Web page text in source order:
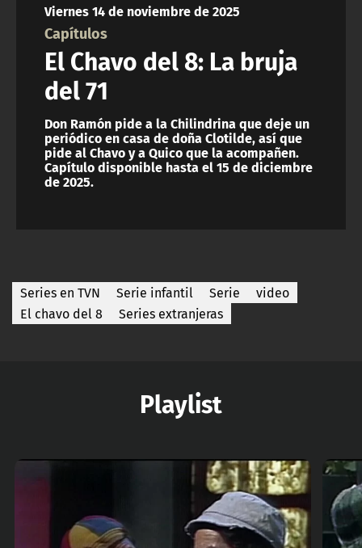
Viernes 14 de noviembre de 2025
Capítulos
El Chavo del 8: La bruja
del 71
Don Ramón pide a la Chilindrina que deje un
periódico en casa de doña Clotilde, así que
pide al Chavo y a Quico que la acompañen.
Capítulo disponible hasta el 15 de diciembre
de 2025.
Series en TVN Serie infantil Serie
video
El chavo del 8
Series extranjeras
Playlist